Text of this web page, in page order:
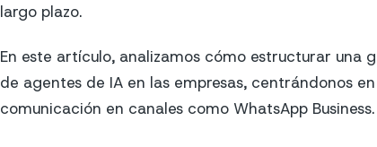
largo plazo.
En este artículo, analizamos cómo estructurar una
de agentes de IA en las empresas, centrándonos
comunicación en canales como WhatsApp Business.